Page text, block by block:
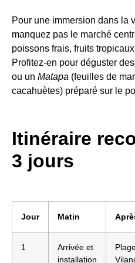
Pour une immersion dans la
manquez pas le marché
poissons frais, fruits
Profitez-en pour déguster
ou un Matapa (feuilles de
cacahuètes) préparé sur le
Itinéraire
3 jours
Jour Matin
1
Arrivée et
installation